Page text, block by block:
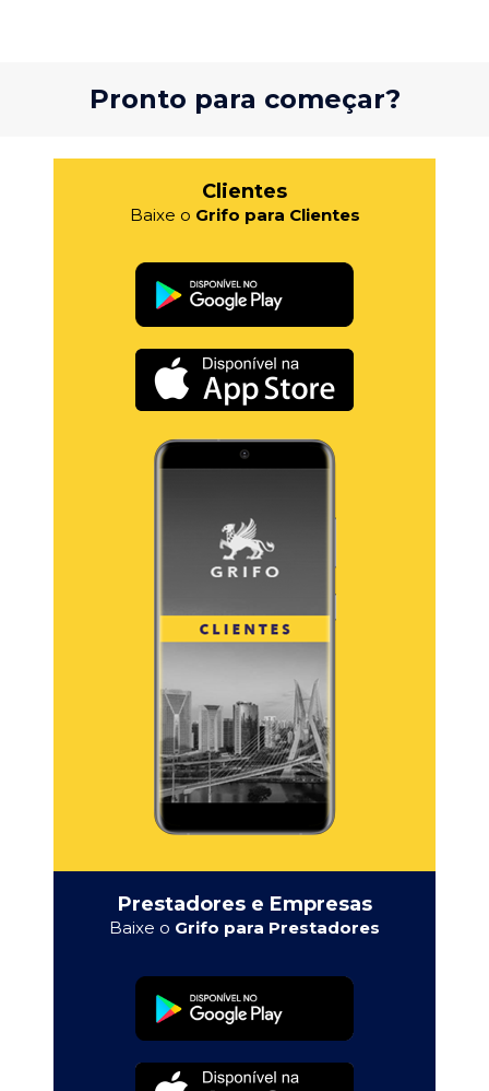
Pronto para começar?
Clientes
Baixe o Grifo para Clientes
Prestadores e Empresas
Baixe o Grifo para Prestadores